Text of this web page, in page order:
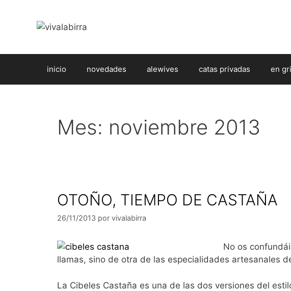
contenido
inicio novedades alewives catas privadas en
Mes: noviembre 2013
OTOÑO, TIEMPO DE CASTAÑA
26/11/2013 por vivalabirra
No os
llamas, sino de otra de las especialidades artesanales
La Cibeles Castaña es una de las dos versiones del